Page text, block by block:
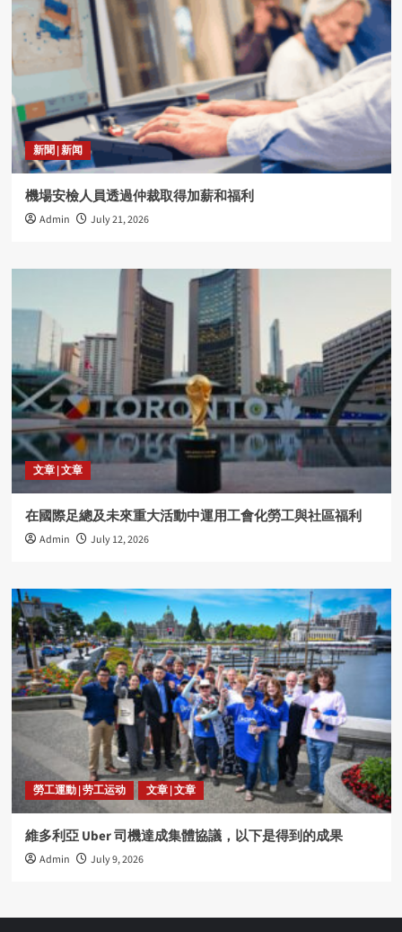
新聞 | 新闻
機場安檢人員透過仲裁取得加薪和福利
Admin July 21, 2026
文章 | 文章
在國際足總及未來重大活動中運用工會化勞工與社區福利
Admin July 12, 2026
勞工運動 | 劳工运动 文章 | 文章
維多利亞 Uber 司機達成集體協議，以下是得到的成果
Admin July 9, 2026